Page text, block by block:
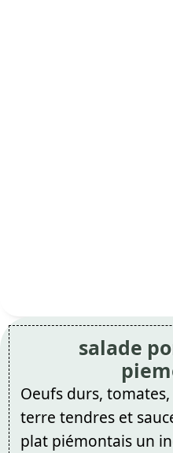
salade
Oeufs durs,
terre tendres et
plat piémontais un